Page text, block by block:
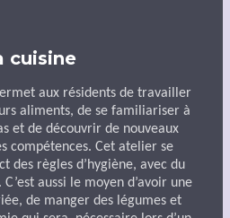
cuisine
aux résidents de travailler
aliments, de se familiariser à
et de découvrir de nouveaux
compétences. Cet atelier se
des règles d’hygiène, avec du
aussi le moyen d’avoir une
de manger des légumes et